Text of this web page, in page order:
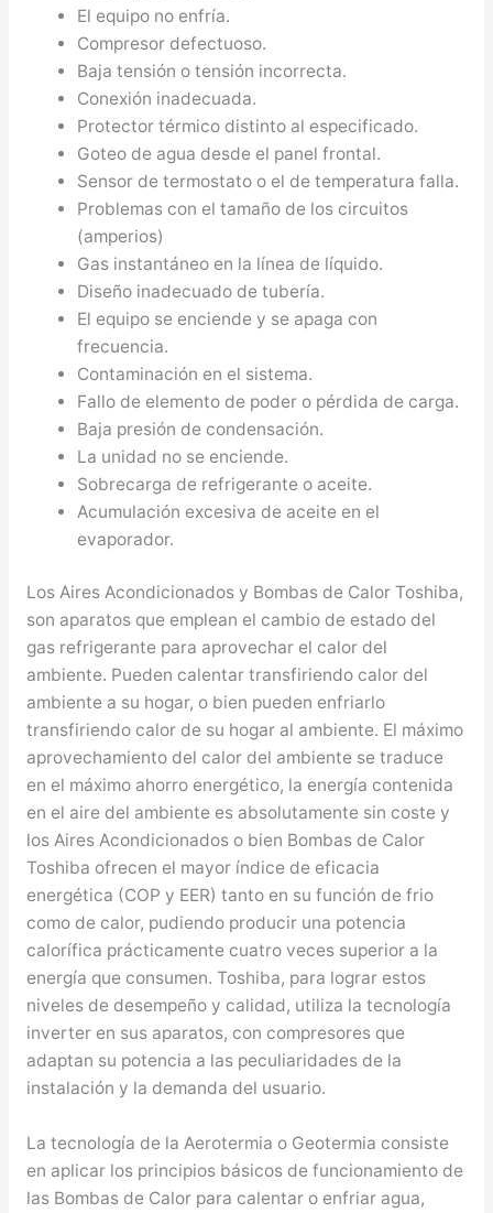
El equipo no enfría.
Compresor defectuoso.
Baja tensión o tensión incorrecta.
Conexión inadecuada.
Protector térmico distinto al especificado.
Goteo de agua desde el panel frontal.
Sensor de termostato o el de temperatura falla.
Problemas con el tamaño de los circuitos
(amperios)
Gas instantáneo en la línea de líquido.
Diseño inadecuado de tubería.
El equipo se enciende y se apaga con
frecuencia.
Contaminación en el sistema.
Fallo de elemento de poder o pérdida de carga.
Baja presión de condensación.
La unidad no se enciende.
Sobrecarga de refrigerante o aceite.
Acumulación excesiva de aceite en el
evaporador.
Los Aires Acondicionados y Bombas de Calor Toshiba,
son aparatos que emplean el cambio de estado del
gas refrigerante para aprovechar el calor del
ambiente. Pueden calentar transfiriendo calor del
ambiente a su hogar, o bien pueden enfriarlo
transfiriendo calor de su hogar al ambiente. El máximo
aprovechamiento del calor del ambiente se traduce
en el máximo ahorro energético, la energía contenida
en el aire del ambiente es absolutamente sin coste y
los Aires Acondicionados o bien Bombas de Calor
Toshiba ofrecen el mayor índice de eficacia
energética (COP y EER) tanto en su función de frio
como de calor, pudiendo producir una potencia
calorífica prácticamente cuatro veces superior a la
energía que consumen. Toshiba, para lograr estos
niveles de desempeño y calidad, utiliza la tecnología
inverter en sus aparatos, con compresores que
adaptan su potencia a las peculiaridades de la
instalación y la demanda del usuario.
La tecnología de la Aerotermia o Geotermia consiste
en aplicar los principios básicos de funcionamiento de
las Bombas de Calor para calentar o enfriar agua,